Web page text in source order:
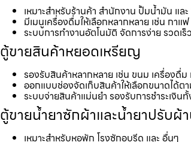
เหมาะสำหรับร้านค้า สำนักงาน ปั้มน้ำมัน แล
มีเมนูเครื่องดื่มให้เลือกหลากหลาย เช่น กาแฟ
ระบบการทำงานอัตโนมัติ จัดการง่าย รวดเร็ว
ตู้ขายสินค้าหยอดเหรียญ
รองรับสินค้าหลากหลาย เช่น ขนม เครื่องดื่ม
ออกแบบช่องจัดเก็บสินค้าให้เลือกขนาดได้ต
ระบบจ่ายสินค้าแม่นยำ รองรับการชำระเงิน
ตู้ขายน้ำยาซักผ้าและน้ำยาปรับผ้
เหมาะสำหรับหอพัก โรงซักอบรีด และ อื่นๆ